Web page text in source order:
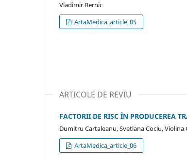
Vladimir Bernic
ArtaMedica_article_05
ARTICOLE DE REVIU
FACTORII DE RISC ÎN PRODUCEREA
Dumitru Cartaleanu, Svetlana Cociu,
ArtaMedica_article_06